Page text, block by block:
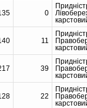
0
11
39
22